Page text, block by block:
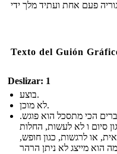
Texto del Guión
Deslizar: 1
בוצע.
לא מוכן.
הכי מתסכל הוא פוגש.
סיום ו לא לעשות, החלות
או לרגשות, כגון חופש,